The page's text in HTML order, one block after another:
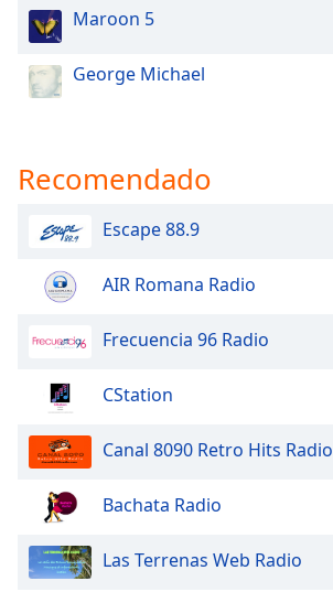
Maroon 5
George Michael
Recomendado
Escape 88.9
AIR Romana Radio
Frecuencia 96 Radio
CStation
Canal 8090 Retro Hits Radio
Bachata Radio
Las Terrenas Web Radio